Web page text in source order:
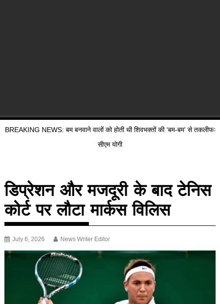
BREAKING NEWS: बम बनवाने वालों को होती थी शिवभक्तों की ‘बम-बम’ से तकलीफः
सीएम योगी
डिप्रेशन और मजदूरी के बाद टेनिस
कोर्ट पर लौटा मार्कस विलिस
July 6, 2026 News Writer Editor